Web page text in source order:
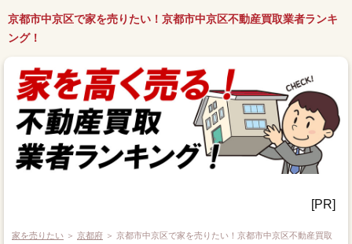
京都市中京区で家を売りたい！京都市中京区不動産買取業者ランキ
ング！
[PR]
家を売りたい ＞ 京都府 ＞ 京都市中京区で家を売りたい！京都市中京区不動産買取